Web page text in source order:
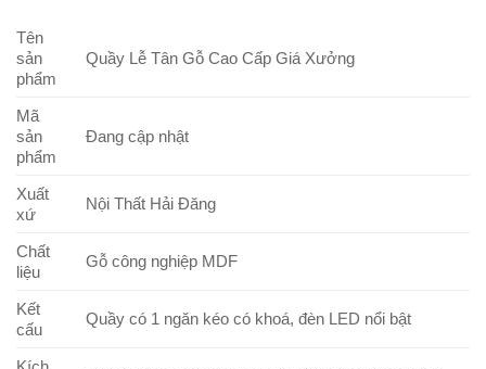
Tên
sản
phẩm
Quầy Lễ Tân Gỗ Cao Cấp Giá Xưởng
Mã
sản
phẩm
Đang cập nhật
Xuất
xứ
Nội Thất Hải Đăng
Chất
liệu
Gỗ công nghiệp MDF
Kết
cấu
Quầy có 1 ngăn kéo có khoá, đèn LED nổi bật